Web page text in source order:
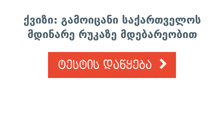
ქვიზი: გამოიცანი საქართველოს
მდინარე რუკაზე მდებარეობით
ტესტის დაწყება